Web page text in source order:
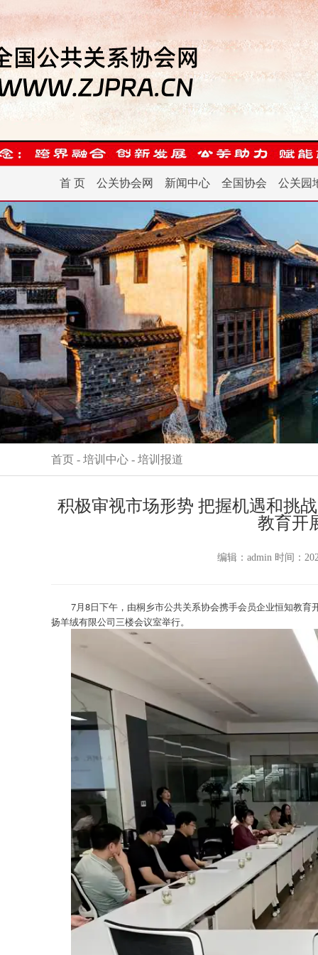
首 页 公关协会网 新闻中心 全国协会 公关园
首页 - 培训中心 - 培训报道
积极审视市场形势 把握机遇和挑
教育开
编辑：admin 时间：
7月8日下午，由桐乡市公共关系协会携手会员企业恒知教育
扬羊绒有限公司三楼会议室举行。